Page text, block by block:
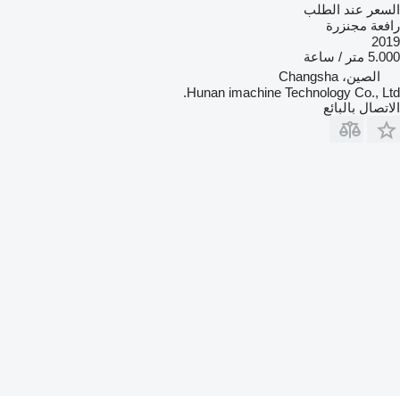
السعر عند الطلب
رافعة مجنزرة
2019
5.000 متر / ساعة
الصين، Changsha
Hunan imachine Technology Co., Ltd.
الاتصال بالبائع